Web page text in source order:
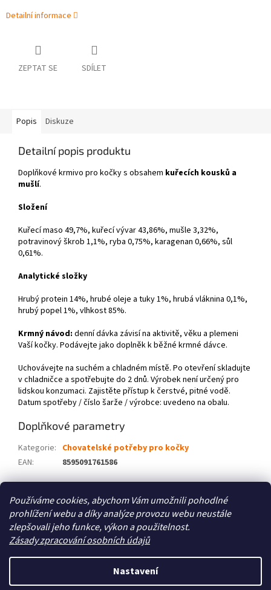
Používáme cookies, abychom Vám umožnili pohodlné
prohlížení webu a díky analýze provozu webu neustále
zlepšovali jeho funkce, výkon a použitelnost.
Zásady zpracování osobních údajů
Nastavení
Detailní informace
ZEPTAT SE SDÍLET
Popis Diskuze
Detailní popis produktu
Doplňkové krmivo pro kočky s obsahem kuřecích kousků a
mušlí.
Složení
Kuřecí maso 49,7%, kuřecí vývar 43,86%, mušle 3,32%,
potravinový škrob 1,1%, ryba 0,75%, karagenan 0,66%, sůl
0,61%.
Analytické složky
Hrubý protein 14%, hrubé oleje a tuky 1%, hrubá vláknina 0,1%,
hrubý popel 1%, vlhkost 85%.
Krmný návod: denní dávka závisí na aktivitě, věku a plemeni
Vaší kočky. Podávejte jako doplněk k běžné krmné dávce.
Uchovávejte na suchém a chladném místě. Po otevření skladujte
v chladničce a spotřebujte do 2 dnů. Výrobek není určený pro
lidskou konzumaci. Zajistěte přístup k čerstvé, pitné vodě.
Datum spotřeby / číslo šarže / výrobce: uvedeno na obalu.
Doplňkové parametry
Kategorie: Chovatelské potřeby pro kočky
EAN: 8595091761586
Zboží.cz Heureka.cz
Vytvořil Shoptet